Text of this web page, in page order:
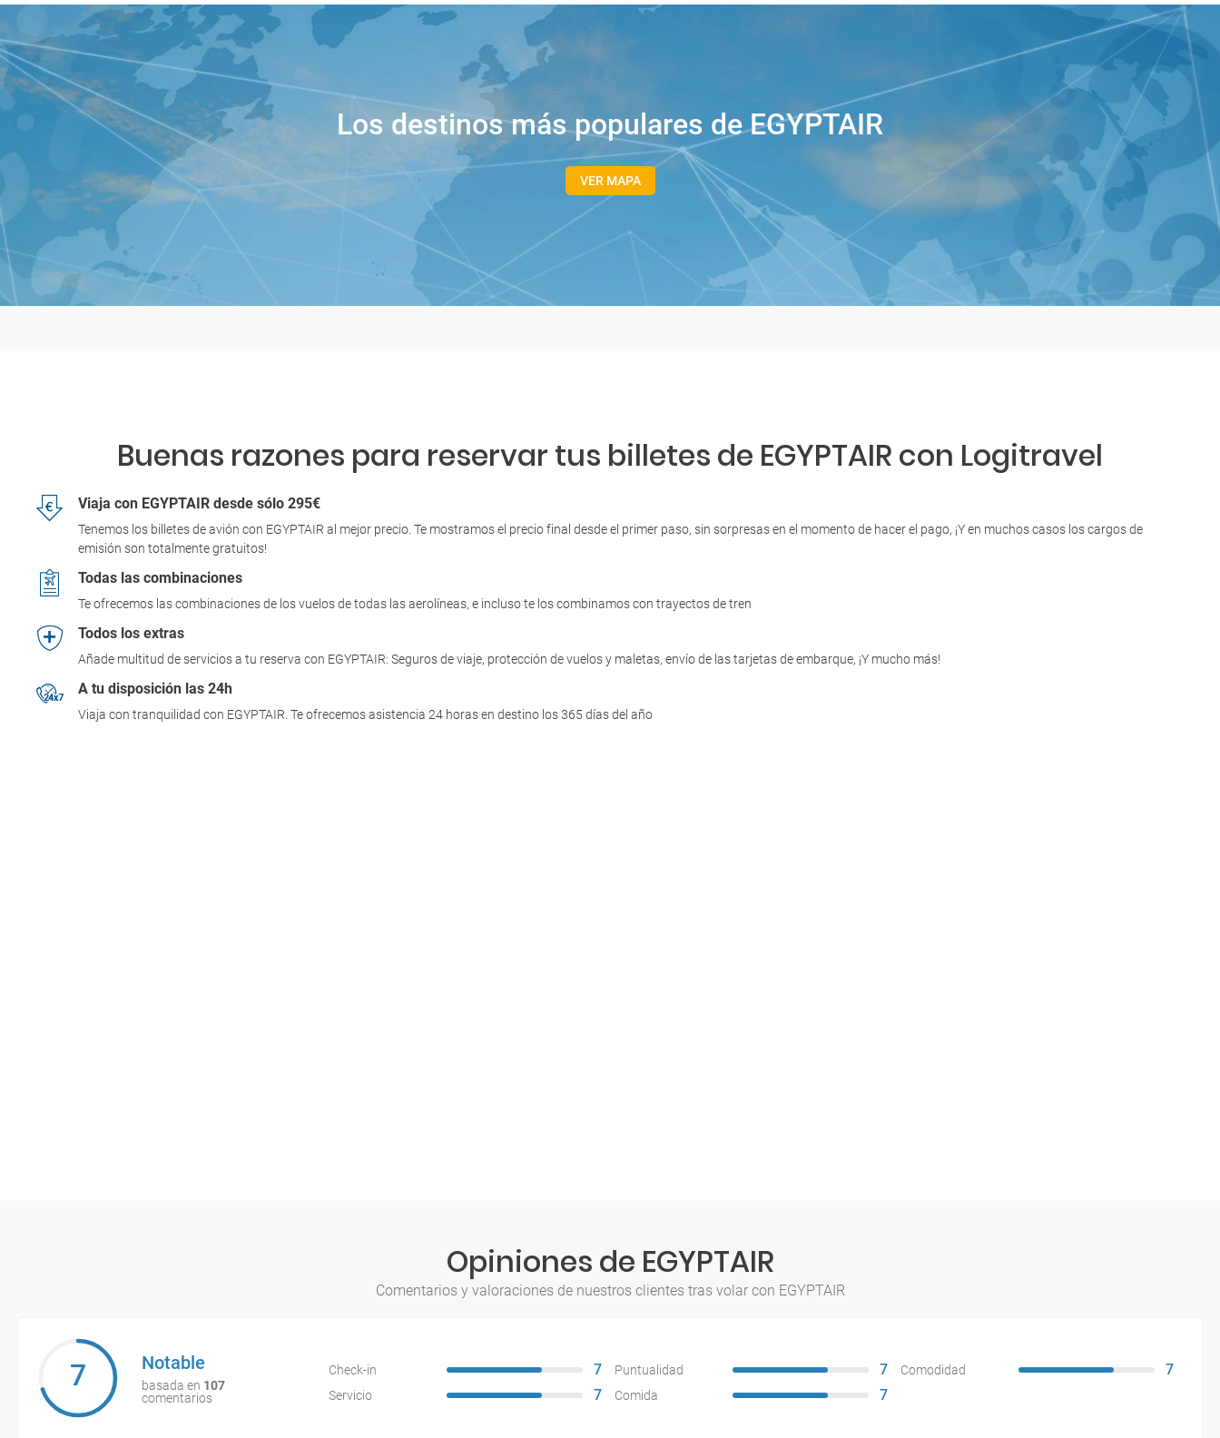
Los destinos más populares de EGYPTAIR
VER MAPA
Buenas razones para reservar tus billetes de EGYPTAIR con Logitravel
Viaja con EGYPTAIR desde sólo 295€
Tenemos los billetes de avión con EGYPTAIR al mejor precio. Te mostramos el precio final desde el primer paso, sin sorpresas en el momento de hacer el pago, ¡Y en muchos casos los cargos de
emisión son totalmente gratuitos!
Todas las combinaciones
Te ofrecemos las combinaciones de los vuelos de todas las aerolíneas, e incluso te los combinamos con trayectos de tren
Todos los extras
Añade multitud de servicios a tu reserva con EGYPTAIR: Seguros de viaje, protección de vuelos y maletas, envío de las tarjetas de embarque, ¡Y mucho más!
A tu disposición las 24h
Viaja con tranquilidad con EGYPTAIR. Te ofrecemos asistencia 24 horas en destino los 365 días del año
Opiniones de EGYPTAIR
Comentarios y valoraciones de nuestros clientes tras volar con EGYPTAIR
7 Notable
basada en 107
comentarios
Check-in 7 Puntualidad 7 Comodidad 7
Servicio 7 Comida 7